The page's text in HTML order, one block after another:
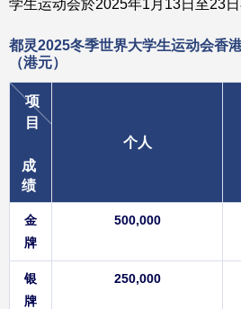
学生运动会於2025年1月13日至23日
都灵2025冬季世界大学生运动会香
（港元）
项
目
成
绩
个人
金
牌
500,000
银
牌
250,000